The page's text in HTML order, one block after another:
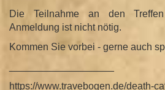
Die Teilnahme an den
Anmeldung ist nicht nötig.
Kommen Sie vorbei - gerne auch
https://www.travebogen.de/death-